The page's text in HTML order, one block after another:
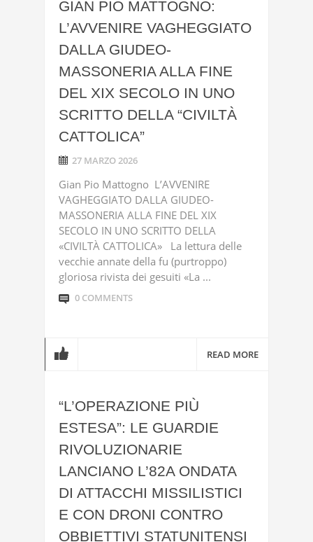
GIAN PIO MATTOGNO:
L’AVVENIRE VAGHEGGIATO
DALLA GIUDEO-
MASSONERIA ALLA FINE
DEL XIX SECOLO IN UNO
SCRITTO DELLA “CIVILTÀ
CATTOLICA”
27 MARZO 2026
Gian Pio Mattogno L’AVVENIRE
VAGHEGGIATO DALLA GIUDEO-
MASSONERIA ALLA FINE DEL XIX
SECOLO IN UNO SCRITTO DELLA
«CIVILTÀ CATTOLICA» La lettura delle
vecchie annate della fu (purtroppo)
gloriosa rivista dei gesuiti «La ...
0 COMMENTS
READ MORE
“L’OPERAZIONE PIÙ
ESTESA”: LE GUARDIE
RIVOLUZIONARIE
LANCIANO L’82A ONDATA
DI ATTACCHI MISSILISTICI
E CON DRONI CONTRO
OBBIETTIVI STATUNITENSI